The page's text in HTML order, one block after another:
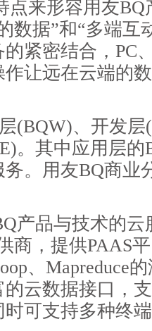
点来形容用友
数据”和“多端互
紧密结合，PC
让远在云端的
(BQW)、开发
。其中应用层的
。用友BQ商业
产品与技术的云
商，提供PAAS
、Mapreduce
云数据接口，
可支持多种终